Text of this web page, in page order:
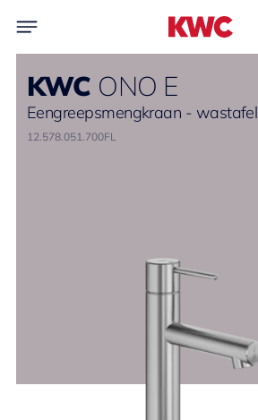
KWC ONO E
Eengreepsmengkraan - wastafel
12.578.051.700FL